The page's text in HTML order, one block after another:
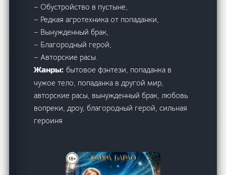
– Обустройство в пустыне,
– Редкая агротехника от попаданки,
– Вынужденный брак,
– Благородный герой,
– Авторские расы.
Жанры:бытовое фэнтези, попаданка в
чужое тело, попаданка в другой мир,
авторские расы, вынужденный брак, любовь
вопреки, дроу, благородный герой, сильная
героиня